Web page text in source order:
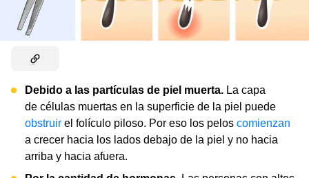
Debido a las partículas de piel muerta. La capa
de células muertas en la superficie de la piel puede
obstruir el folículo piloso. Por eso los pelos comienzan
a crecer hacia los lados debajo de la piel y no hacia
arriba y hacia afuera.